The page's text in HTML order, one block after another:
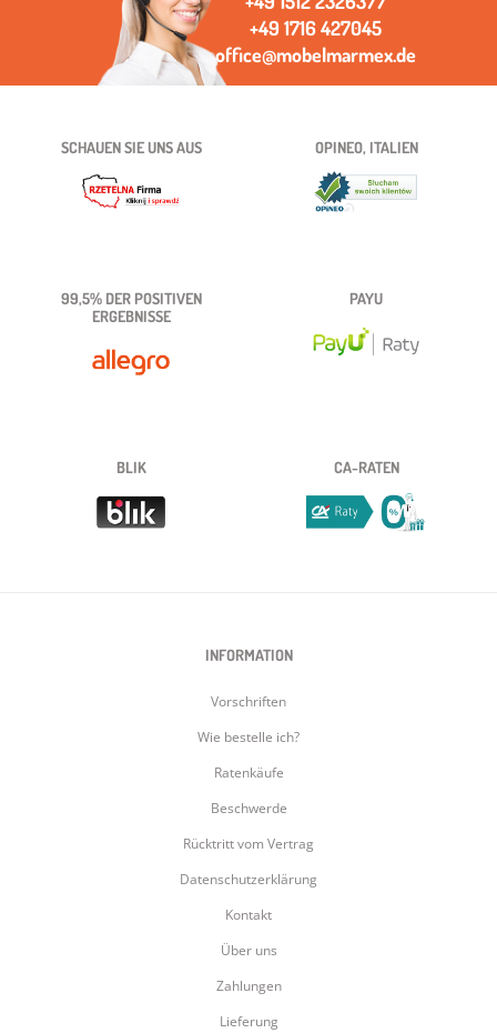
+49 1716 427045
office@mobelmarmex.de
SCHAUEN SIE UNS AUS OPINEO, ITALIEN
99,5% DER POSITIVEN
ERGEBNISSE
PAYU
BLIK CA-RATEN
INFORMATION
Vorschriften
Wie bestelle ich?
Ratenkäufe
Beschwerde
Rücktritt vom Vertrag
Datenschutzerklärung
Kontakt
Über uns
Zahlungen
Lieferung